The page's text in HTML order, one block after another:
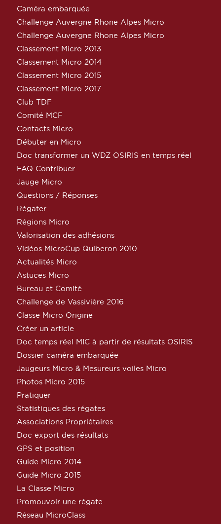
Caméra embarquée
Challenge Auvergne Rhone Alpes Micro
Challenge Auvergne Rhone Alpes Micro
Classement Micro 2013
Classement Micro 2014
Classement Micro 2015
Classement Micro 2017
Club TDF
Comité MCF
Contacts Micro
Débuter en Micro
Doc transformer un WDZ OSIRIS en temps réel
FAQ Contribuer
Jauge Micro
Questions / Réponses
Régater
Régions Micro
Valorisation des adhésions
Vidéos MicroCup Quiberon 2010
Actualités Micro
Astuces Micro
Bureau et Comité
Challenge de Vassivière 2016
Classe Micro Origine
Créer un article
Doc temps réel MIC à partir de résultats OSIRIS
Dossier caméra embarquée
Jaugeurs Micro & Mesureurs voiles Micro
Photos Micro 2015
Pratiquer
Statistiques des régates
Associations Propriétaires
Doc export des résultats
GPS et position
Guide Micro 2014
Guide Micro 2015
La Classe Micro
Promouvoir une régate
Réseau MicroClass